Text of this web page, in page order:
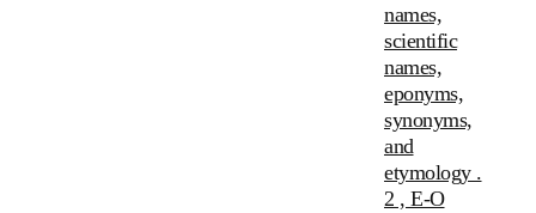
names,
scientific
names,
eponyms,
synonyms,
and
etymology .
2 , E-O